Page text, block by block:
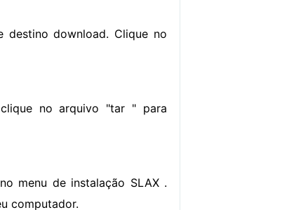
download. Clique no
no arquivo "tar " para
menu de instalação SLAX .
computador.